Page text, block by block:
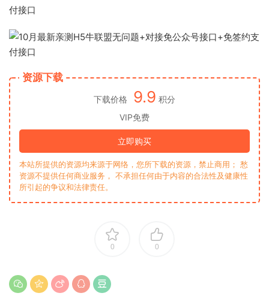
资源下载
下载价格 9.9 积分
VIP免费
立即购买
本站所提供的资源均来源于网络，您所下载的资源，禁止商用； 愁
资源不提供任何商业服务， 不承担任何由于内容的合法性及健康性
所引起的争议和法律责任。
0 0